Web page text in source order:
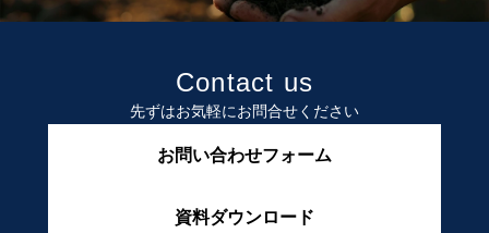
Contact us
先ずはお気軽にお問合せください
お問い合わせフォーム
資料ダウンロード